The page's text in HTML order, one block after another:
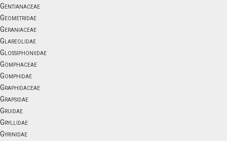
Gentianaceae
Geometridae
Geraniaceae
Glareolidae
Glossiphoniidae
Gomphaceae
Gomphidae
Graphidaceae
Grapsidae
Gruidae
Gryllidae
Gyrinidae